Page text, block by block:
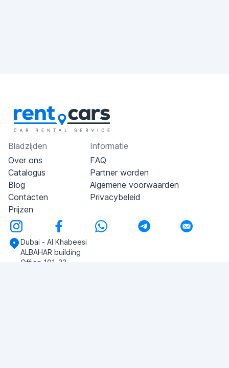
Bladzijden
Over ons
Catalogus
Blog
Contacten
Prijzen
Informatie
FAQ
Partner worden
Algemene voorwaarden
Privacybeleid
Dubai - Al Khabeesi
ALBAHAR building
Office 101-33